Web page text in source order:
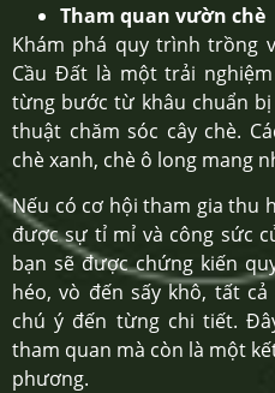
Tham quan vườn chè
Khám phá quy trình trồng
Cầu Đất là một trải
từng bước từ khâu chuẩn
thuật chăm sóc cây chè.
chè xanh, chè ô long mang
Nếu có cơ hội tham gia thu
được sự tỉ mỉ và công sức
bạn sẽ được chứng kiến
héo, vò đến sấy khô, tất
chú ý đến từng chi tiết.
tham quan mà còn là một
phương.